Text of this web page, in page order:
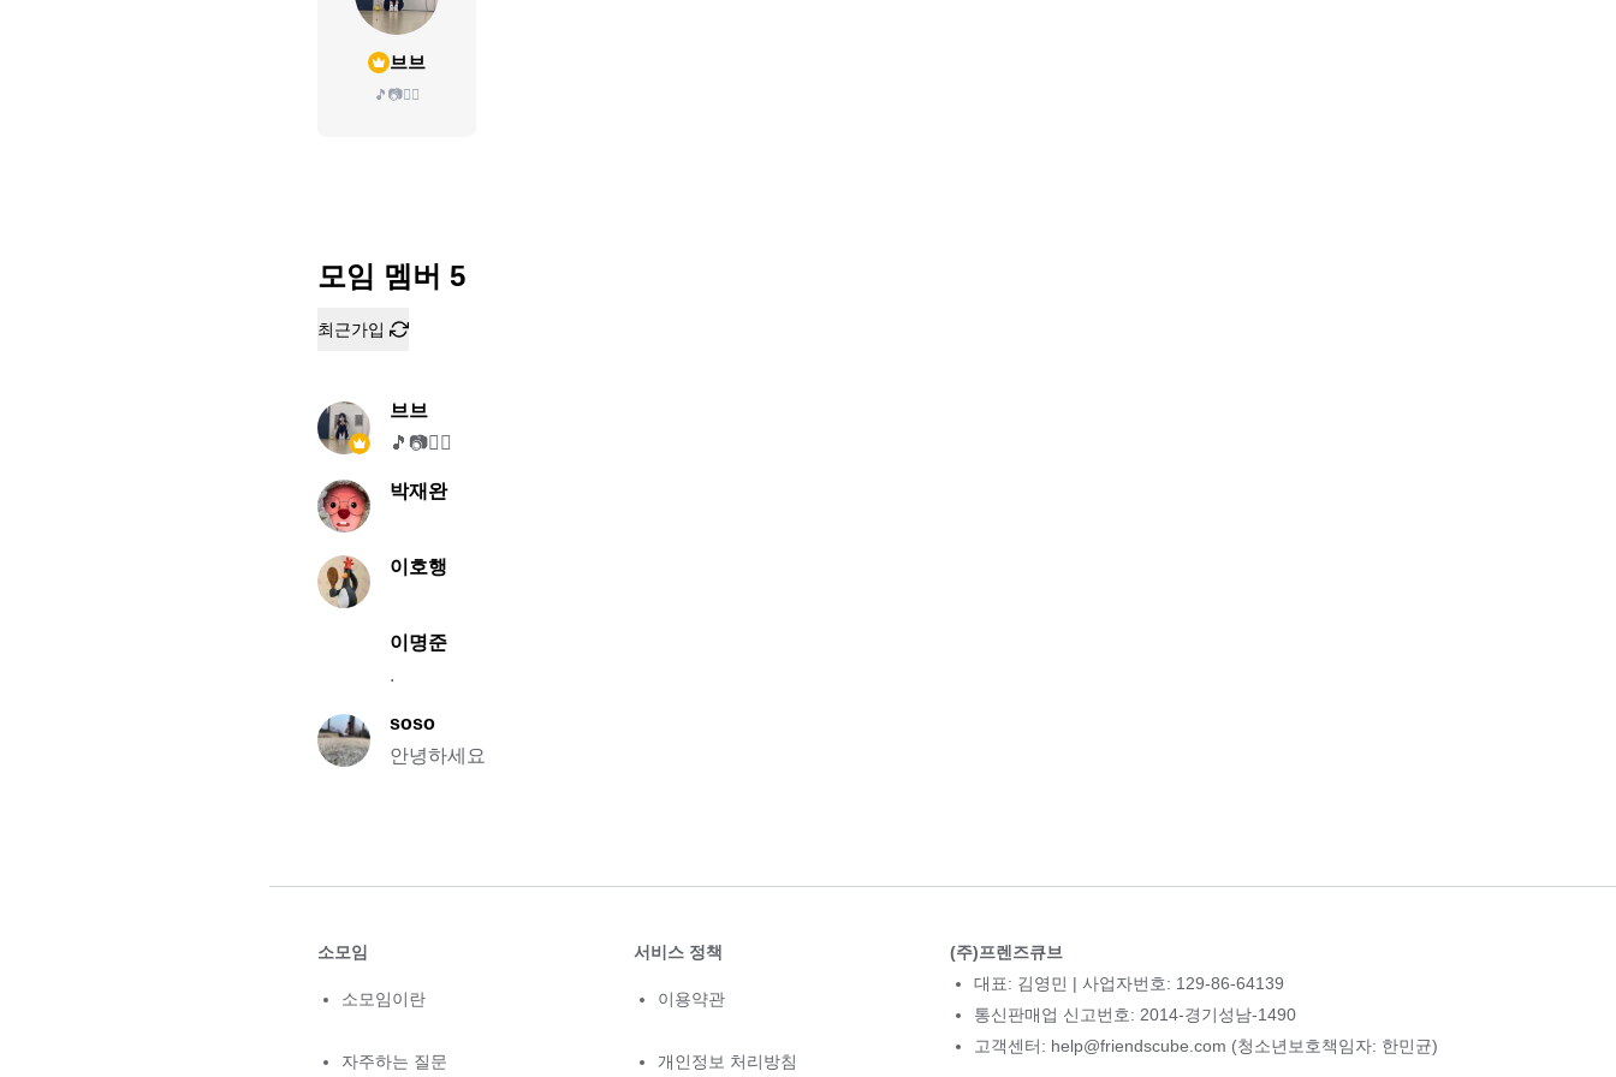
브브
🎵📷✍🏻
모임 멤버 5
최근가입
브브
🎵📷✍🏻
박재완
이호행
이명준
.
soso
안녕하세요
소모임
소모임이란
자주하는 질문
서비스 정책
이용약관
개인정보 처리방침
(주)프렌즈큐브
대표: 김영민 | 사업자번호: 129-86-64139
통신판매업 신고번호: 2014-경기성남-1490
고객센터: help@friendscube.com (청소년보호책임자: 한민균)